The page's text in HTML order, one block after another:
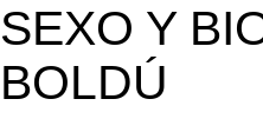
SEXO Y
BOLDÚ